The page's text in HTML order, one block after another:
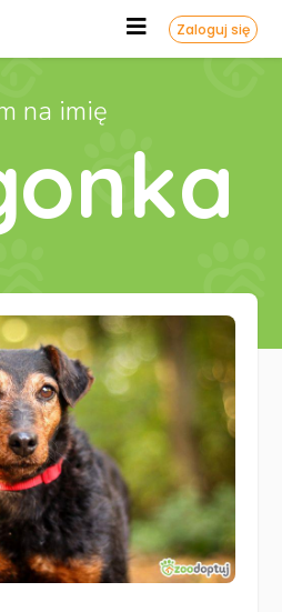
Zaloguj się
na imię